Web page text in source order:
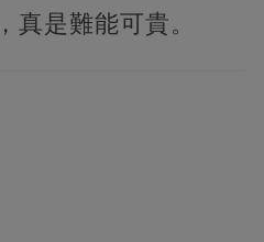
真是難能可貴。